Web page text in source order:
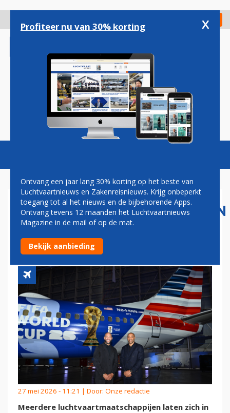
gaan
Check in
Magazine Podcasts Vacatures
LUCHTVAARTMAATSCHAPPIJEN
STEKEN TOESTELLEN IN
SPECIAAL WK-JASJE
27 mei 2026 - 11:21 | Door: Onze redactie
Meerdere luchtvaartmaatschappijen laten zich in
Profiteer nu van 30% korting x
Ontvang een jaar lang 30% korting op het beste van
Luchtvaartnieuws en Zakenreisnieuws. Krijg onbeperkt
toegang tot al het nieuws en de bijbehorende Apps.
Ontvang tevens 12 maanden het Luchtvaartnieuws
Magazine in de mail of op de mat.
Bekijk aanbieding